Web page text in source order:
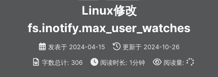
Linux修改
fs.inotify.max_user_watches
发表于 2024-04-15 更新于 2024-10-26
字数总计: 306 阅读时长: 1分钟 阅读量: